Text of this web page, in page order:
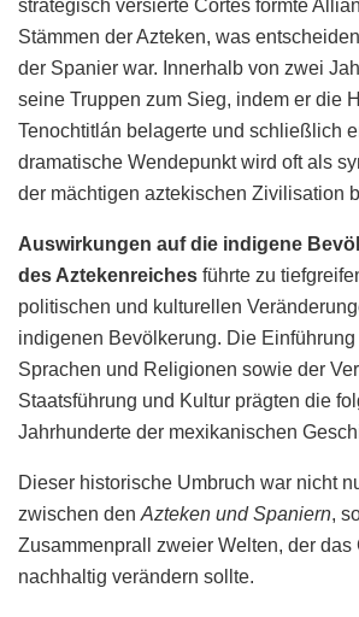
strategisch versierte Cortés formte
Stämmen der Azteken, was
der Spanier war. Innerhalb von zwei
seine Truppen zum Sieg, indem er die
Tenochtitlán belagerte und schließlich
dramatische Wendepunkt wird oft als
der mächtigen aztekischen Zivilisation
Auswirkungen auf die indigene
des Aztekenreiches führte zu
politischen und kulturellen
indigenen Bevölkerung. Die Einführung
Sprachen und Religionen sowie der
Staatsführung und Kultur prägten die
Jahrhunderte der mexikanischen
Dieser historische Umbruch war nicht
zwischen den Azteken und Spaniern,
Zusammenprall zweier Welten, der das
nachhaltig verändern sollte.